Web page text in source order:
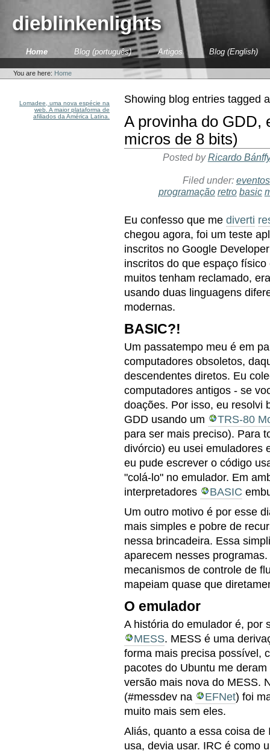
content.dieblinkenlights
SectionsHome Blog (português) Artigos Blog (English)
tools
You are here: Home
Lomadee, uma nova espécie na
web. A maior plataforma de
afiliados da América Latina.
Showing blog entries tagged
A provinha do GDD,
micros de 8 bits)
Posted byRicardo
Filed under: eventos
programação retro basic
Eu confesso que mediverti
chegou agora, foi um teste
inscritos no Google
inscritos do que espaço
muitos tenham reclamado,
usando duas linguagens
modernas.
BASIC?!
Um passatempo meu é em
computadores obsoletos,
descendentes diretos. Eu
computadores antigos - se
doações. Por isso, eu resolvi
GDD usando um
TRS-80
para ser mais preciso). Para
divórcio) eu usei emuladores
eu pude escrever o código
"colá-lo" no emulador. Em
interpretadores
BASIC
Um outro motivo é por esse
mais simples e pobre de
nessa brincadeira. Essa
aparecem nesses
mecanismos de controle de
mapeiam quase que
O emulador
A história do emulador é, por
MESS. MESS é uma
forma mais precisa possível,
pacotes do Ubuntu me
versão mais nova do MESS.
(#messdev na
EFNet) foi
muito mais sem eles.
Aliás, quanto a essa coisa
usa, devia usar. IRC é como